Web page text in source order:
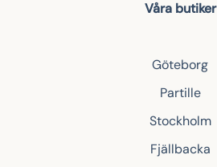
Våra butiker
Göteborg
Partille
Stockholm
Fjällbacka